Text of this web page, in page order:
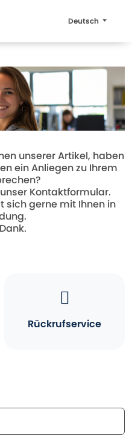
Deutsch
unserer Artikel, haben
ein Anliegen zu Ihrem
Kontaktformular.
sich gerne mit Ihnen in
Rückrufservice